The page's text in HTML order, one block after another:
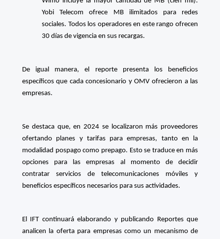
Yobi Telecom ofrece MB ilimitados para redes
sociales. Todos los operadores en este rango ofrecen
30 días de vigencia en sus recargas.
De igual manera, el reporte presenta los beneficios
específicos que cada concesionario y OMV ofrecieron a las
empresas.
Se destaca que, en 2024 se localizaron más proveedores
ofertando planes y tarifas para empresas, tanto en la
modalidad pospago como prepago. Esto se traduce en más
opciones para las empresas al momento de decidir
contratar servicios de telecomunicaciones móviles y
beneficios específicos necesarios para sus actividades.
El IFT continuará elaborando y publicando Reportes que
analicen la oferta para empresas como un mecanismo de